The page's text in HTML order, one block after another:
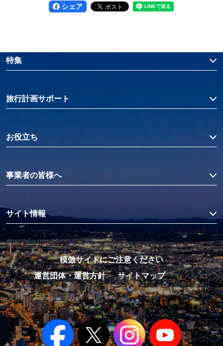
シェア
特集
旅行計画サポート
お役立ち
事業者の皆様へ
サイト情報
模倣サイトにご注意ください
運営団体・運営方針
サイトマップ